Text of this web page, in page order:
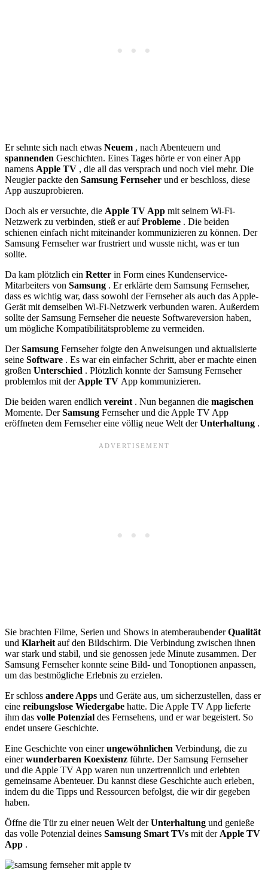
Er sehnte sich nach etwas Neuem , nach Abenteuern und
spannenden Geschichten. Eines Tages hörte er von einer App
namens Apple TV , die all das versprach und noch viel mehr. Die
Neugier packte den Samsung Fernseher und er beschloss, diese
App auszuprobieren.
Doch als er versuchte, die Apple TV App mit seinem Wi-Fi-
Netzwerk zu verbinden, stieß er aufProbleme . Die beiden
schienen einfach nicht miteinander kommunizieren zu können. Der
Samsung Fernseher war frustriert und wusste nicht, was er tun
sollte.
Da kam plötzlich ein Retter in Form eines Kundenservice-
Mitarbeiters von Samsung . Er erklärte dem Samsung Fernseher,
dass es wichtig war, dass sowohl der Fernseher als auch das Apple-
Gerät mit demselben Wi-Fi-Netzwerk verbunden waren. Außerdem
sollte der Samsung Fernseher die neueste Softwareversion haben,
um mögliche Kompatibilitätsprobleme zu vermeiden.
DerSamsung Fernseher folgte den Anweisungen und aktualisierte
seine Software . Es war ein einfacher Schritt, aber er machte einen
großen Unterschied . Plötzlich konnte der Samsung Fernseher
problemlos mit der Apple TV App kommunizieren.
Die beiden waren endlich vereint . Nun begannen die magischen
Momente. DerSamsung Fernseher und die Apple TV App
eröffneten dem Fernseher eine völlig neue Welt derUnterhaltung .
Sie brachten Filme, Serien und Shows in atemberaubenderQualität
und Klarheit auf den Bildschirm. Die Verbindung zwischen ihnen
war stark und stabil, und sie genossen jede Minute zusammen. Der
Samsung Fernseher konnte seine Bild- und Tonoptionen anpassen,
um das bestmögliche Erlebnis zu erzielen.
Er schloss andere Apps und Geräte aus, um sicherzustellen, dass er
eine reibungslose Wiedergabe hatte. Die Apple TV App lieferte
ihm das volle Potenzial des Fernsehens, und er war begeistert. So
endet unsere Geschichte.
Eine Geschichte von einerungewöhnlichen Verbindung, die zu
einerwunderbaren Koexistenz führte. Der Samsung Fernseher
und die Apple TV App waren nun unzertrennlich und erlebten
gemeinsame Abenteuer. Du kannst diese Geschichte auch erleben,
indem du die Tipps und Ressourcen befolgst, die wir dir gegeben
haben.
Öffne die Tür zu einer neuen Welt derUnterhaltung und genieße
das volle Potenzial deines Samsung Smart TVs mit der Apple TV
App .